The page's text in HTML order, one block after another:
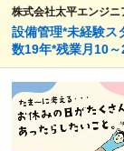
株式会社太平エンジニ
設備管理*未経験ス
数19年*残業月10